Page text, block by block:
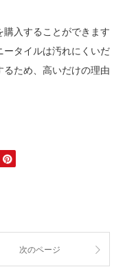
入することができます
タイルは汚れにくいだ
ため、高いだけの理由
次のページ